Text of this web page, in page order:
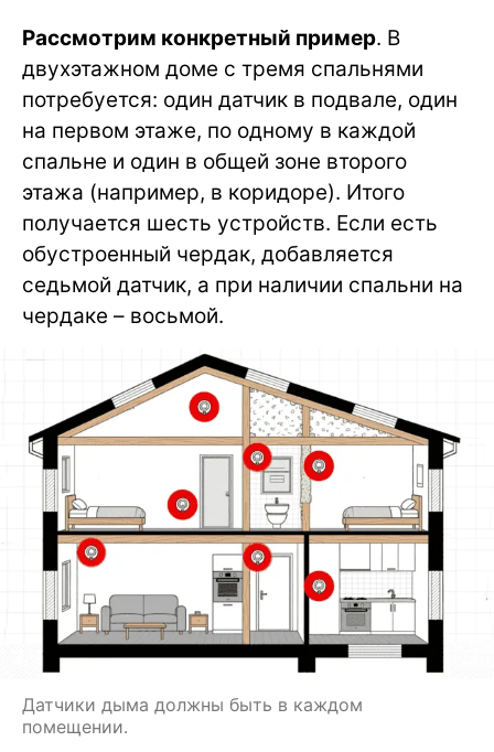
Рассмотрим конкретный пример. В
двухэтажном доме с тремя спальнями
потребуется: один датчик в подвале, один
на первом этаже, по одному в каждой
спальне и один в общей зоне второго
этажа (например, в коридоре). Итого
получается шесть устройств. Если есть
обустроенный чердак, добавляется
седьмой датчик, а при наличии спальни на
чердаке – восьмой.
Датчики дыма должны быть в каждом
помещении.